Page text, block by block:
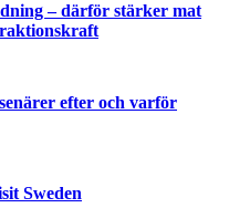
– därför stärker mat
efter och varför
Sweden